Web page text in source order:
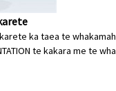
ka taea te
te kakara me te